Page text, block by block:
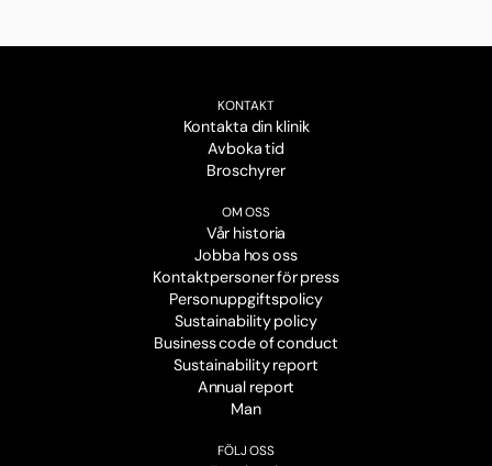
KONTAKT
Kontakta din klinik
Avboka tid
Broschyrer
OM OSS
Vår historia
Jobba hos oss
Kontaktpersoner för press
Personuppgiftspolicy
Sustainability policy
Business code of conduct
Sustainability report
Annual report
Man
FÖLJ OSS